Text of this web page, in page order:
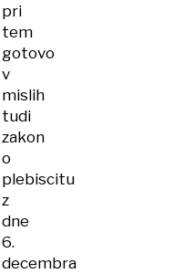
pri
tem
gotovo
v
mislih
tudi
zakon
o
plebiscitu
z
dne
6.
decembra